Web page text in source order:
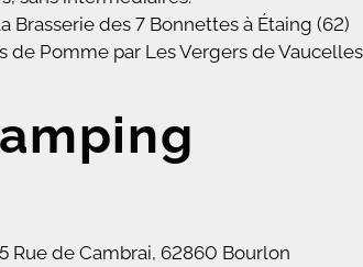
Brasserie des 7 Bonnettes à Étaing (62)
de Pomme par Les Vergers de Vaucelles
Rue de Cambrai, 62860 Bourlon